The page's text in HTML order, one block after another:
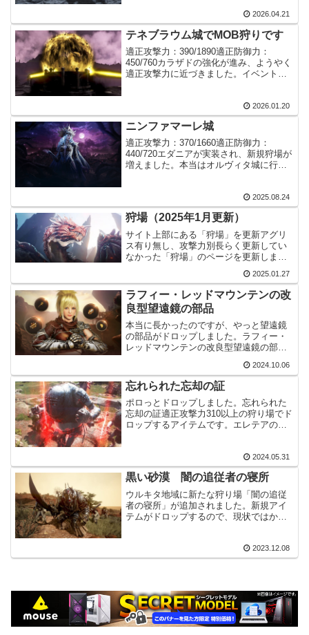
す。今まではちょっと離れた感じで狩り
にくかったのですが、ちょっ...
2026.04.21
テネブラウム城でMOB狩りです
適正攻撃力：390/1890適正防御力：
450/760カラザドの強化が進み、ようやく
適正攻撃力に近づきました。イベントの
の強化が初めは楽なので、余裕がある感
じです。MO...
2026.01.20
ニンファマーレ城
適正攻撃力：370/1660適正防御力：
440/720エダニアが実装され、新規狩場が
増えました。本当はオルヴィタ城に行き
ります。A３７３はありますが、合計の攻
撃力は１６...
2025.08.24
狩場（2025年1月更新）
サイト上部にある「狩場」を更新アグリ
ス有り無し、攻撃力別長らく更新してい
なかった「狩場」のページを更新しまし
の分、高い装備水準も求められます。黒
い砂漠では殆どのアイテムが購入出来ま
す。ですが、自力でのドロ...
2025.01.27
ラフィー・レッドマウンテンの改
良型望遠鏡の部品
本当に長かったのですが、やっと望遠鏡
の部品がドロップしました。ラフィー・
レッドマウンテンの改良型望遠鏡の部品
ングラド遺跡」のどちらでもドロップす
る共通の部品になります。ずっと「亡者
の街」で狩りをしていたの...
2024.10.06
忘れられた忘却の証
ポロっとドロップしました。忘れられた
忘却の証適正攻撃力310以上の狩り場でド
ロップするアイテムです。エレテアの試
3つの試練を克服すると「忘れられた試練
の遺産」が眠...
2024.05.31
黒い砂漠 闇の追従者の寝所
ウルキタ地域に新たな狩り場「闇の追従
者の寝所」が追加されました。新規アイ
テムがドロップするので、現状ではかな
みました。ちなみに覚醒DR、A309、
D412です。闇の追従...
2023.12.08